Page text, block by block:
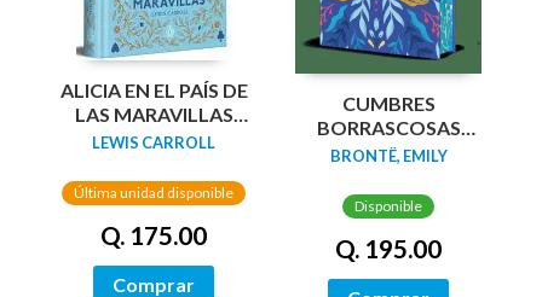
ALICIA EN EL PAÍS DE
LAS MARAVILLAS
(EDICIÓN LIMITADA
PINTADOS)
LEWIS CARROLL
Última unidad disponible
Q. 175.00
Comprar
CUMBRES
BORRASCOSAS
(EDICION LIMITADA
TINTADOS)
BRONTË, EMILY
Disponible
Q. 195.00